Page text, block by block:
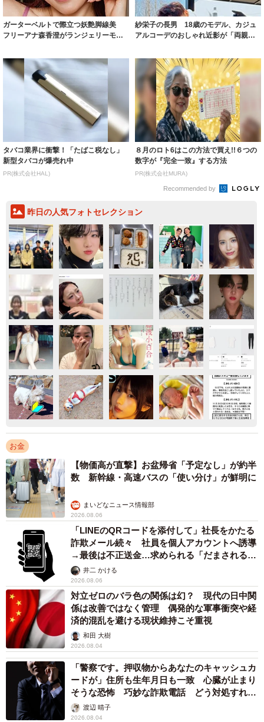
ガーターベルトで際立つ妖艶脚線美
フリーアナ森香澄がランジェリーモデ
紗栄子の長男 18歳のモデル、カジュ
アルコーデのおしゃれ近影が「両親の
タバコ業界に衝撃！「たばこ税なし」
新型タバコが爆売れ中
PR(株式会社HAL)
８月のロト6はこの方法で買え!!６つの
数字が『完全一致』する方法
PR(株式会社MURA)
Recommended by
昨日の人気フォトセレクション
お金
【物価高が直撃】お盆帰省「予定なし」が約半
数 新幹線・高速バスの「使い分け」が鮮明に
まいどなニュース情報部
2026.08.06
「LINEのQRコードを添付して」社長をかたる
詐欺メール続々 社員を個人アカウントへ誘導
→最後は不正送金…求められる「だまされる前
提」の対策
井二 かける
2026.08.06
対立ゼロのバラ色の関係は幻？ 現代の日中関
係は改善ではなく管理 偶発的な軍事衝突や経
済的混乱を避ける現状維持こそ重視
和田 大樹
2026.08.04
「警察です。押収物からあなたのキャッシュカ
ードが」住所も生年月日も一致 心臓が止まり
そうな恐怖 巧妙な詐欺電話 どう対処すれ
ば…渡辺 晴子
2026.08.04